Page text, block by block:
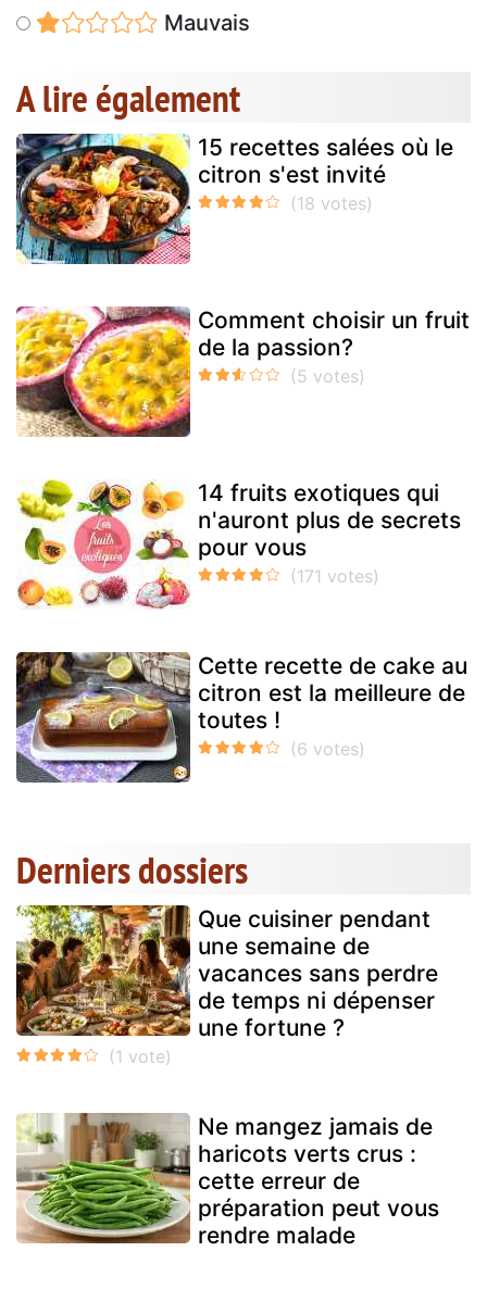
Mauvais
A lire également
15 recettes salées où le
citron s'est invité
Comment choisir un fruit
de la passion?
14 fruits exotiques qui
n'auront plus de secrets
pour vous
Cette recette de cake au
citron est la meilleure de
toutes !
Derniers dossiers
Que cuisiner pendant
une semaine de
vacances sans perdre
de temps ni dépenser
une fortune ?
Ne mangez jamais de
haricots verts crus :
cette erreur de
préparation peut vous
rendre malade